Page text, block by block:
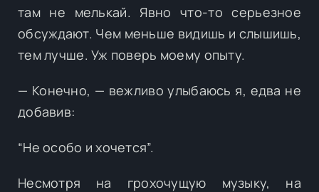
там не мелькай. Явно что-то серьезное
обсуждают. Чем меньше видишь и слышишь,
тем лучше. Уж поверь моему опыту.
— Конечно, — вежливо улыбаюсь я, едва не
добавив:
“Не особо и хочется”.
Несмотря на грохочущую музыку, на